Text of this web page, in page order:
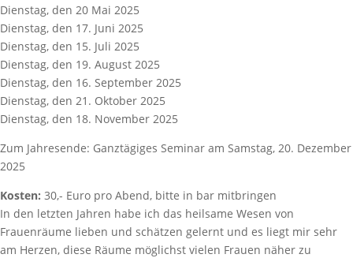
Dienstag, den 20 Mai 2025
Dienstag, den 17. Juni 2025
Dienstag, den 15. Juli 2025
Dienstag, den 19. August 2025
Dienstag, den 16. September 2025
Dienstag, den 21. Oktober 2025
Dienstag, den 18. November 2025
Zum Jahresende: Ganztägiges Seminar am Samstag, 20. Dezember
2025
Kosten: 30,- Euro pro Abend, bitte in bar mitbringen
In den letzten Jahren habe ich das heilsame Wesen von
Frauenräume lieben und schätzen gelernt und es liegt mir sehr
am Herzen, diese Räume möglichst vielen Frauen näher zu